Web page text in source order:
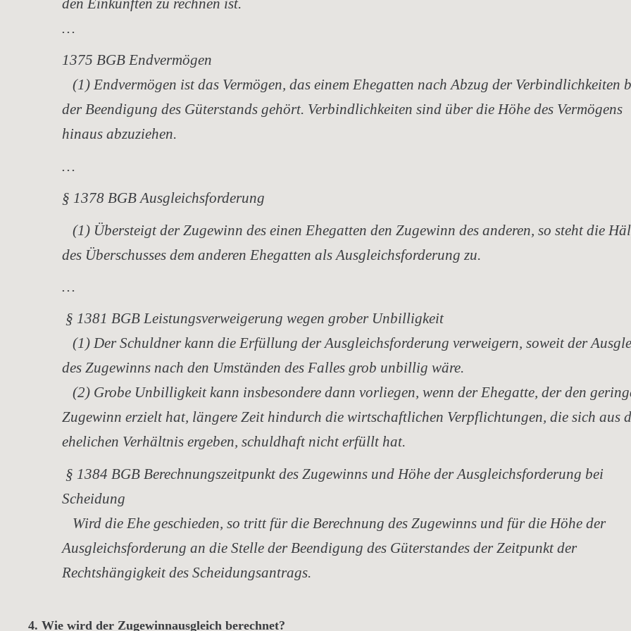
…
1375 BGB Endvermögen
(1) Endvermögen ist das Vermögen, das einem Ehegatten nach Abzug der Verbindlichkeiten
der Beendigung des Güterstands gehört. Verbindlichkeiten sind über die Höhe des Vermögens
hinaus abzuziehen.
…
§ 1378 BGB Ausgleichsforderung
(1) Übersteigt der Zugewinn des einen Ehegatten den Zugewinn des anderen, so steht die
des Überschusses dem anderen Ehegatten als Ausgleichsforderung zu.
…
§ 1381 BGB Leistungsverweigerung wegen grober Unbilligkeit
(1) Der Schuldner kann die Erfüllung der Ausgleichsforderung verweigern, soweit der
des Zugewinns nach den Umständen des Falles grob unbillig wäre.
(2) Grobe Unbilligkeit kann insbesondere dann vorliegen, wenn der Ehegatte, der den
Zugewinn erzielt hat, längere Zeit hindurch die wirtschaftlichen Verpflichtungen, die sich aus
ehelichen Verhältnis ergeben, schuldhaft nicht erfüllt hat.
§ 1384 BGB Berechnungszeitpunkt des Zugewinns und Höhe der Ausgleichsforderung bei
Scheidung
Wird die Ehe geschieden, so tritt für die Berechnung des Zugewinns und für die Höhe der
Ausgleichsforderung an die Stelle der Beendigung des Güterstandes der Zeitpunkt der
Rechtshängigkeit des Scheidungsantrags.
4. Wie wird der Zugewinnausgleich berechnet?